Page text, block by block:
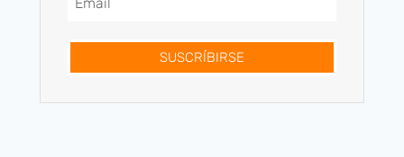
SUSCRÍBIRSE